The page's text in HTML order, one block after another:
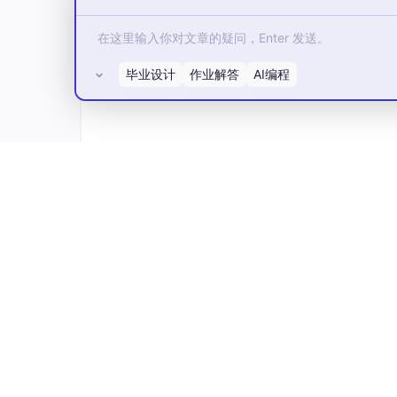
什么是Servlet
宏观地讲,Servlet 是连接 Web 服务器与服务
现的。微观地讲,Servlet 是 Servlet 接口实现
毕业设计 作业解答 AI编程